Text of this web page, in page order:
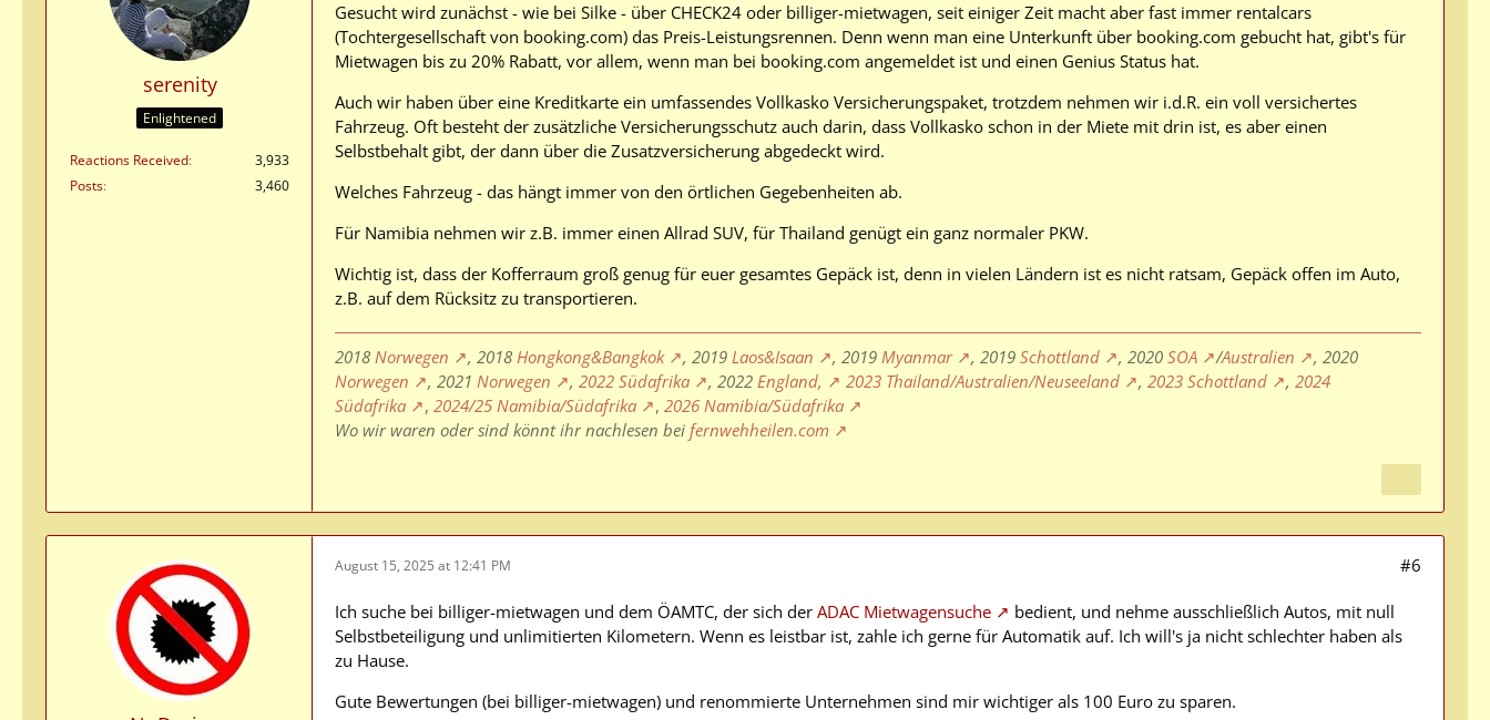
serenity
Enlightened
Reactions Received
3,933
Posts
3,460
Gesucht wird zunächst - wie bei Silke - über CHECK24 oder billiger-mietwagen, seit einiger Zeit macht aber fast immer rentalcars
(Tochtergesellschaft von booking.com) das Preis-Leistungsrennen. Denn wenn man eine Unterkunft über booking.com gebucht hat, gibt's für
Mietwagen bis zu 20% Rabatt, vor allem, wenn man bei booking.com angemeldet ist und einen Genius Status hat.
Auch wir haben über eine Kreditkarte ein umfassendes Vollkasko Versicherungspaket, trotzdem nehmen wir i.d.R. ein voll versichertes
Fahrzeug. Oft besteht der zusätzliche Versicherungsschutz auch darin, dass Vollkasko schon in der Miete mit drin ist, es aber einen
Selbstbehalt gibt, der dann über die Zusatzversicherung abgedeckt wird.
Welches Fahrzeug - das hängt immer von den örtlichen Gegebenheiten ab.
Für Namibia nehmen wir z.B. immer einen Allrad SUV, für Thailand genügt ein ganz normaler PKW.
Wichtig ist, dass der Kofferraum groß genug für euer gesamtes Gepäck ist, denn in vielen Ländern ist es nicht ratsam, Gepäck offen im Auto,
z.B. auf dem Rücksitz zu transportieren.
2018 Norwegen , 2018 Hongkong&Bangkok , 2019 Laos&Isaan , 2019 Myanmar , 2019 Schottland , 2020 SOA /Australien
, 2020
Norwegen
, 2021 Norwegen , 2022 Südafrika , 2022 England, 2023 Thailand/Australien/Neuseeland , 2023 Schottland , 2024
Südafrika
, 2024/25 Namibia/Südafrika , 2026 Namibia/Südafrika
Wo wir waren oder sind könnt ihr nachlesen bei fernwehheilen.com
August 15, 2025 at 12:41 PM #6
Ich suche bei billiger-mietwagen und dem ÖAMTC, der sich der ADAC Mietwagensuche
bedient, und nehme ausschließlich Autos, mit null
Selbstbeteiligung und unlimitierten Kilometern. Wenn es leistbar ist, zahle ich gerne für Automatik auf. Ich will's ja nicht schlechter haben als
zu Hause.
Gute Bewertungen (bei billiger-mietwagen) und renommierte Unternehmen sind mir wichtiger als 100 Euro zu sparen.